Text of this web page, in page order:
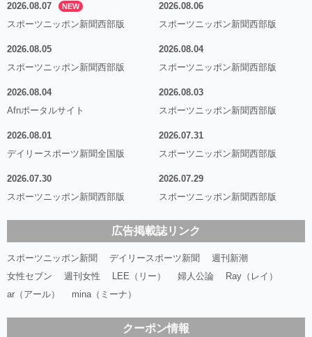
2026.08.07 NEW
スポーツニッポン新聞西部版
2026.08.06
スポーツニッポン新聞西部版
2026.08.05
スポーツニッポン新聞西部版
2026.08.04
スポーツニッポン新聞西部版
2026.08.04
Afnポータルサイト
2026.08.03
スポーツニッポン新聞西部版
2026.08.01
デイリースポーツ新聞全国版
2026.07.31
スポーツニッポン新聞西部版
2026.07.30
スポーツニッポン新聞西部版
2026.07.29
スポーツニッポン新聞西部版
広告掲載誌リンク
スポーツニッポン新聞 デイリースポーツ新聞
週刊新潮
女性セブン
週刊女性 LEE（リー） 婦人公論
Ray（レイ）
ar（アール）
mina（ミーナ）
クーポン情報